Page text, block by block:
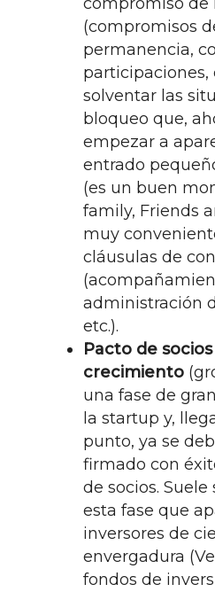
(compromisos
permanencia,
participaciones,
solventar las
bloqueo que,
empezar a
entrado
(es un buen
family, Friends
muy
cláusulas de
administración
etc.).
Pacto de
crecimiento
una fase de
la startup y,
punto, ya se
firmado con
de socios.
esta fase que
inversores de
envergadura
fondos de